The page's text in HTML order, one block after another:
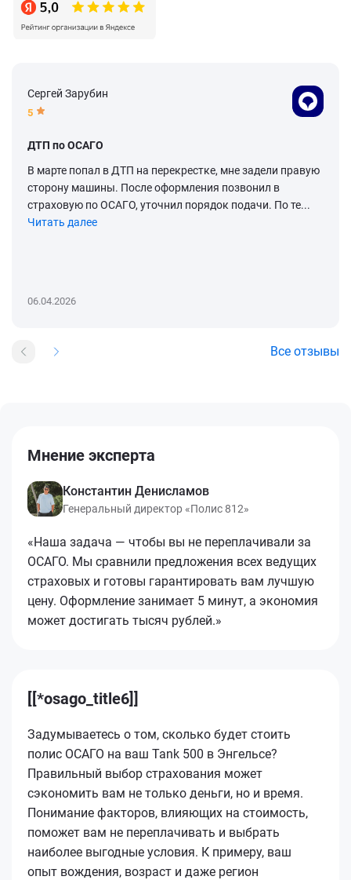
Сергей Зарубин
5
ДТП по ОСАГО
В марте попал в ДТП на перекрестке, мне задели правую
сторону машины. После оформления позвонил в
страховую по ОСАГО, уточнил порядок подачи. По те...
Читать далее
06.04.2026
Все отзывы
Мнение эксперта
Константин Денисламов
Генеральный директор «Полис 812»
«Наша задача — чтобы вы не переплачивали за
ОСАГО. Мы сравнили предложения всех ведущих
страховых и готовы гарантировать вам лучшую
цену. Оформление занимает 5 минут, а экономия
может достигать тысяч рублей.»
[[*osago_title6]]
Задумываетесь о том, сколько будет стоить
полис ОСАГО на ваш Tank 500 в Энгельсе?
Правильный выбор страхования может
сэкономить вам не только деньги, но и время.
Понимание факторов, влияющих на стоимость,
поможет вам не переплачивать и выбрать
наиболее выгодные условия. К примеру, ваш
опыт вождения, возраст и даже регион